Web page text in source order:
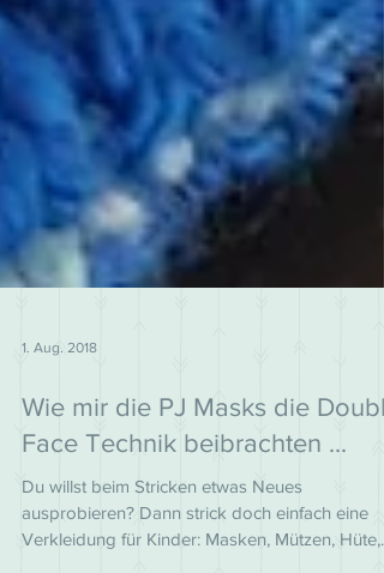
1. Aug. 2018
Wie mir die PJ Masks die
Face Technik beibrachten ...